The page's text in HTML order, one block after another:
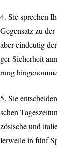
4. Sie sprechen
Gegensatz zu
aber eindeutig
ger Sicherheit
rung
5. Sie
schen
zösische und
lerweile in fünf